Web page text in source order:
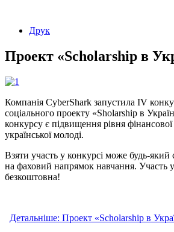
Друк
Проект «Scholarship в
Компанія CyberShark запустила IV
соціального проекту «Sholarship в
конкурсу є підвищення рівня фінансової
української молоді.
Взяти участь у конкурсі може будь-який
на фаховий напрямок навчання. Участь у
безкоштовна!
Детальніше: Проект «Scholarship в